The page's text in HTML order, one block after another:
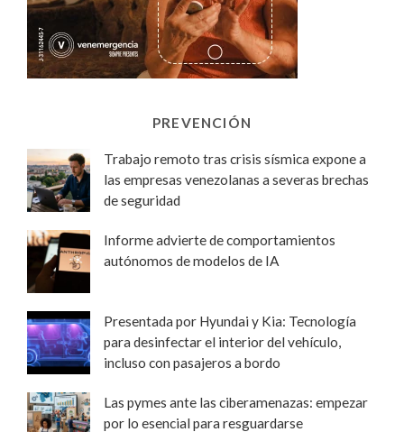
PREVENCIÓN
Trabajo remoto tras crisis sísmica expone a
las empresas venezolanas a severas brechas
de seguridad
Informe advierte de comportamientos
autónomos de modelos de IA
Presentada por Hyundai y Kia: Tecnología
para desinfectar el interior del vehículo,
incluso con pasajeros a bordo
Las pymes ante las ciberamenazas: empezar
por lo esencial para resguardarse